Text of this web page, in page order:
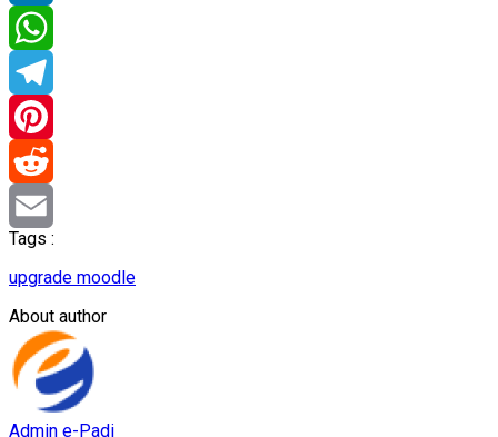
LinkedIn
WhatsApp
Telegram
Pinterest
Reddit
Email
Tags :
upgrade moodle
About author
Admin e-Padi